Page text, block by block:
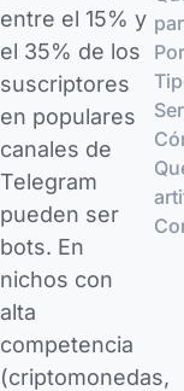
entre el 15% y
el 35% de los
suscriptores
en populares
canales de
Telegram
pueden ser
bots. En
nichos con
alta
competencia
(criptomonedas,